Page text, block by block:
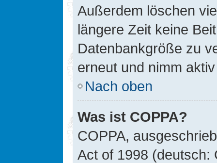
Außerdem löschen
längere Zeit keine
Datenbankgröße zu
erneut und nimm
Nach oben
Was ist COPPA?
COPPA,
Act of 1998 (deutsch: